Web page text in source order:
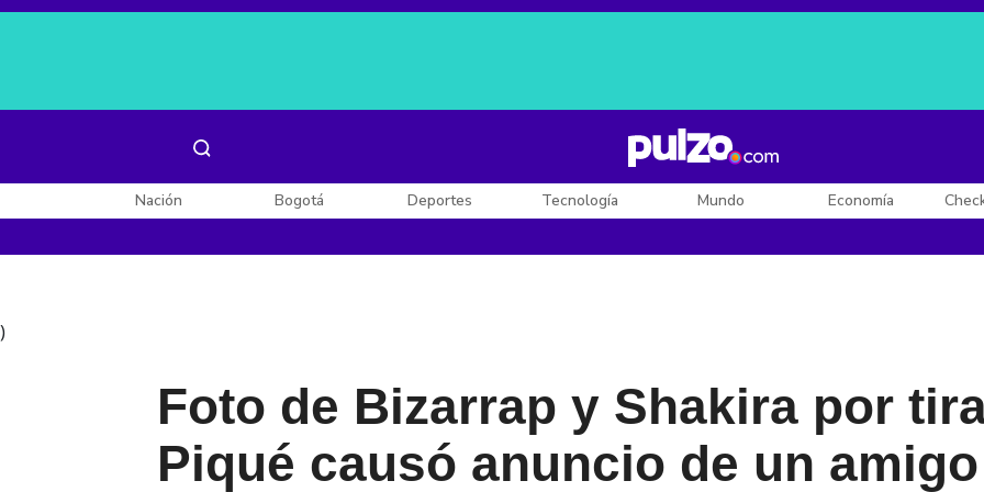
Posesión de De la Espriella
Nación Bogotá Deportes Tecnología Mundo Economía
)
Foto de Bizarrap y Shakira por
Piqué causó anuncio de un